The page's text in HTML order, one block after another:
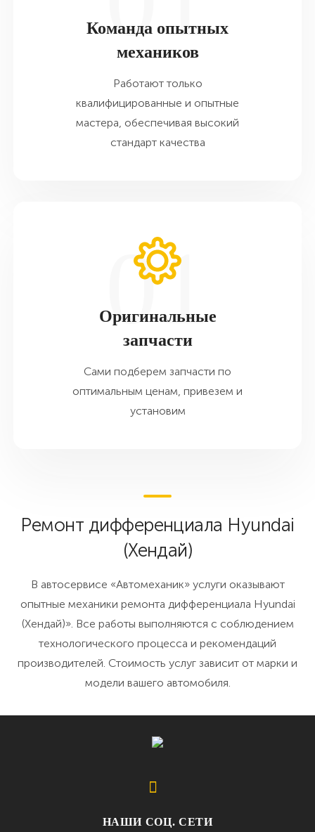
Команда опытных
механиков
Работают только
квалифицированные и опытные
мастера, обеспечивая высокий
стандарт качества
Оригинальные
запчасти
Сами подберем запчасти по
оптимальным ценам, привезем и
установим
Ремонт дифференциала Hyundai
(Хендай)
В автосервисе «Автомеханик» услуги оказывают
опытные механики ремонта дифференциала Hyundai
(Хендай)». Все работы выполняются с соблюдением
технологического процесса и рекомендаций
производителей. Стоимость услуг зависит от марки и
модели вашего автомобиля.
НАШИ СОЦ. СЕТИ